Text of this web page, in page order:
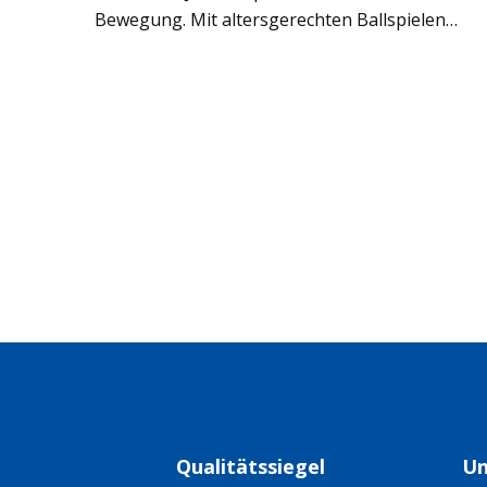
Bewe­gung. Mit alters­ge­rech­ten Ball­spie­len
Qualitätssiegel